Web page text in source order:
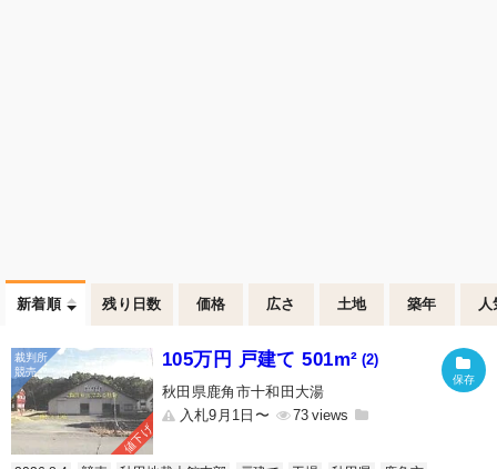
新着順 残り日数 価格 広さ 土地 築年 人
値下げ
105万円 戸建て 501m² (2)
秋田県鹿角市十和田大湯
入札9月1日〜
73